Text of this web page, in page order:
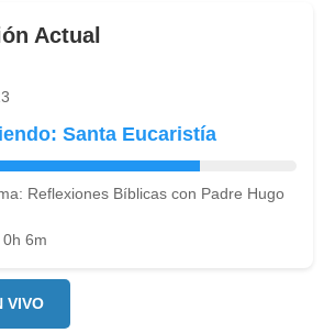
Actual
Santa Eucaristía
Reflexiones Bíblicas con Padre Hugo
6m
VIVO